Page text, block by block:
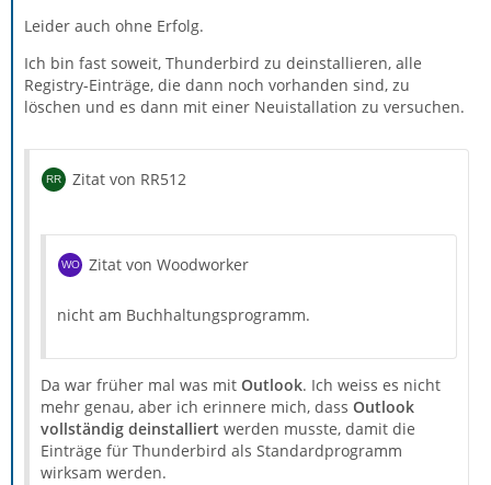
Leider auch ohne Erfolg.
Ich bin fast soweit, Thunderbird zu deinstallieren, alle
Registry-Einträge, die dann noch vorhanden sind, zu
löschen und es dann mit einer Neuistallation zu versuchen.
Zitat von RR512
Zitat von Woodworker
nicht am Buchhaltungsprogramm.
Da war früher mal was mit Outlook. Ich weiss es nicht
mehr genau, aber ich erinnere mich, dass Outlook
vollständig deinstalliert werden musste, damit die
Einträge für Thunderbird als Standardprogramm
wirksam werden.